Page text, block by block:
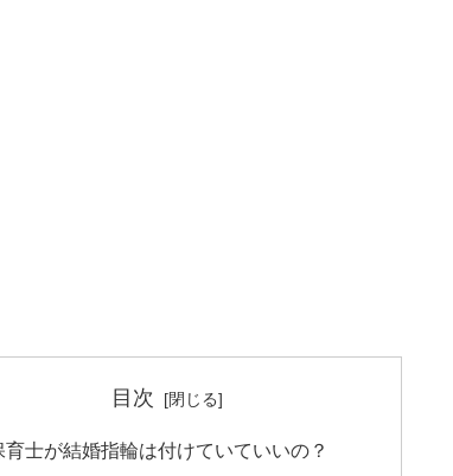
目次
育士が結婚指輪は付けていていいの？